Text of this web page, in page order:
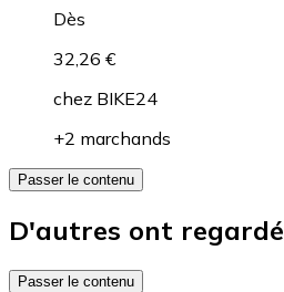
Dès
32,26 €
chez BIKE24
+2 marchands
Passer le contenu
D'autres ont regardé
Passer le contenu